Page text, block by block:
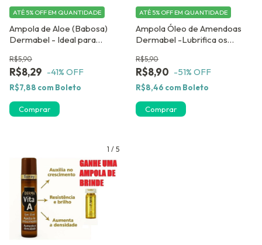
Ampola de Aloe (Babosa)
Dermabel - Ideal para
R$8,29
R$5,90
-41% OFF
ATÉ 5% OFF EM QUANTIDADE
R$7,88 com Boleto
Comprar
Ampola Óleo de Amendoas
Dermabel -Lubrifica os
R$8,90
R$5,90
-51% OFF
ATÉ 5% OFF EM QUANTIDADE
R$8,46 com Boleto
Comprar
1 / 5